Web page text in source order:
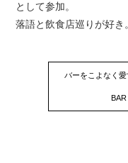
として参加。
落語と飲食店巡りが好き
バーをこよなく